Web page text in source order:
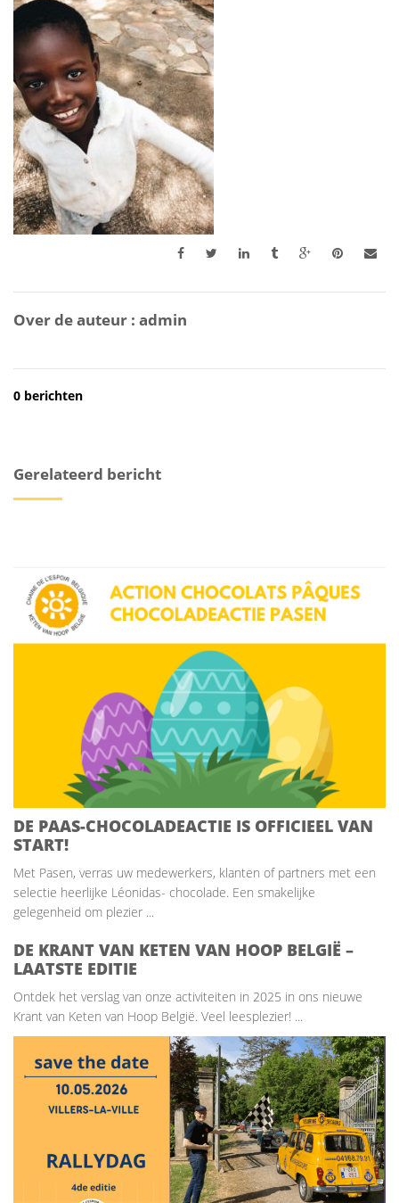
Over de auteur : admin
0 berichten
Gerelateerd bericht
DE PAAS-CHOCOLADEACTIE IS OFFICIEEL VAN
START!
Met Pasen, verras uw medewerkers, klanten of partners met een
selectie heerlijke Léonidas- chocolade. Een smakelijke
gelegenheid om plezier ...
DE KRANT VAN KETEN VAN HOOP BELGIË –
LAATSTE EDITIE
Ontdek het verslag van onze activiteiten in 2025 in ons nieuwe
Krant van Keten van Hoop België. Veel leesplezier! ...